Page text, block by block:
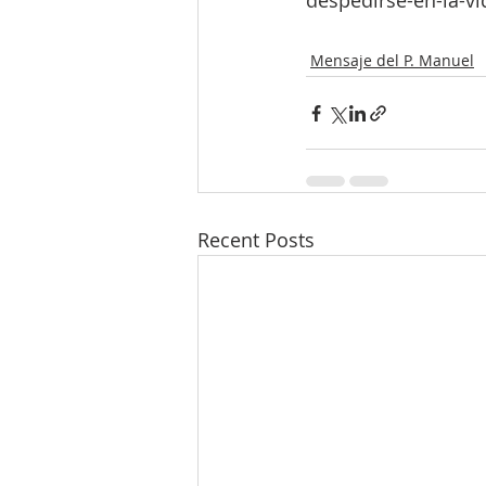
Mensaje del P. Manuel
Recent Posts